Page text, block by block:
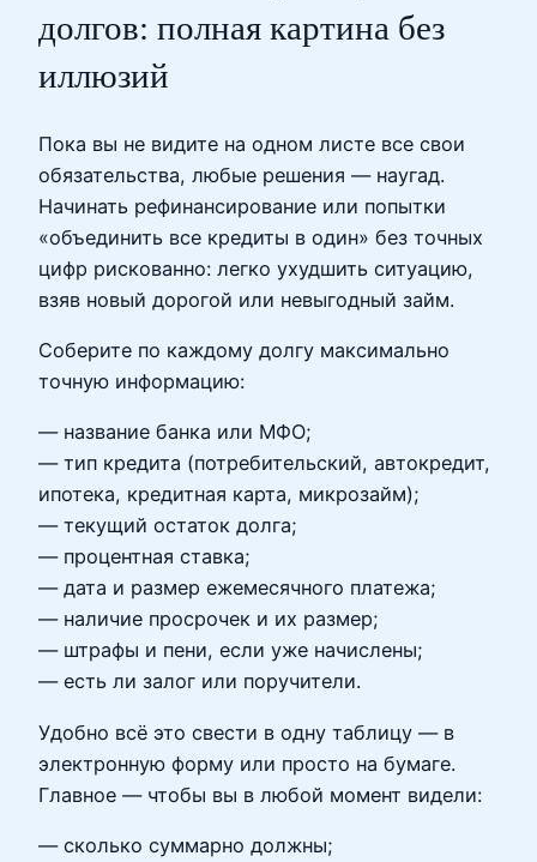
долгов: полная картина без
иллюзий
Пока вы не видите на одном листе все свои
обязательства, любые решения — наугад.
Начинать рефинансирование или попытки
«объединить все кредиты в один» без точных
цифр рискованно: легко ухудшить ситуацию,
взяв новый дорогой или невыгодный займ.
Соберите по каждому долгу максимально
точную информацию:
— название банка или МФО;
— тип кредита (потребительский, автокредит,
ипотека, кредитная карта, микрозайм);
— текущий остаток долга;
— процентная ставка;
— дата и размер ежемесячного платежа;
— наличие просрочек и их размер;
— штрафы и пени, если уже начислены;
— есть ли залог или поручители.
Удобно всё это свести в одну таблицу — в
электронную форму или просто на бумаге.
Главное — чтобы вы в любой момент видели:
— сколько суммарно должны;